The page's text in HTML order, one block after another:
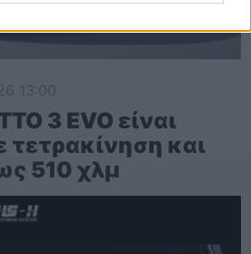
3 EVO είναι
τετρακίνηση και
510 χλμ